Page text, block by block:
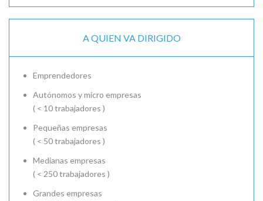
A QUIEN VA DIRIGIDO
Emprendedores
Autónomos y micro empresas
( < 10 trabajadores )
Pequeñas empresas
( < 50 trabajadores )
Medianas empresas
( < 250 trabajadores )
Grandes empresas